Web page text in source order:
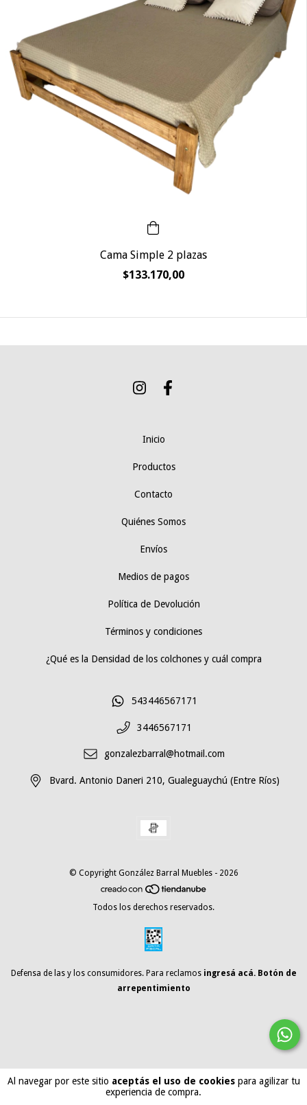
Al navegar por este sitio aceptás el uso de cookiespara agilizar tu
experiencia de compra.
Cama Simple 2 plazas
$133.170,00
Inicio
Productos
Contacto
Quiénes Somos
Envíos
Medios de pagos
Política de Devolución
Términos y condiciones
¿Qué es la Densidad de los colchones y cuál compra
543446567171
3446567171
gonzalezbarral@hotmail.com
Bvard. Antonio Daneri 210, Gualeguaychú (Entre Ríos)
© Copyright González Barral Muebles - 2026
Todos los derechos reservados.
Defensa de las y los consumidores. Para reclamos ingresá acá. Botón de
arrepentimiento